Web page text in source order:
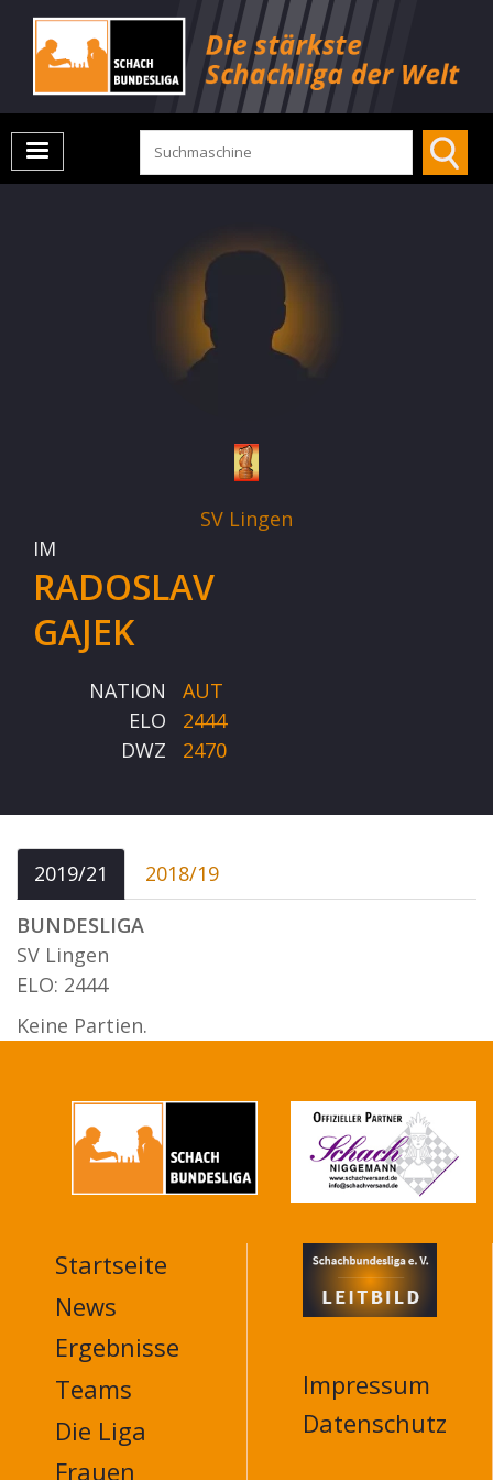
SV Lingen
IM
RADOSLAV
GAJEK
NATION
AUT
ELO
2444
DWZ
2470
2019/21
2018/19
BUNDESLIGA
SV Lingen
ELO: 2444
Keine Partien.
MAIN
NAVIGATION
FOOTER
Startseite
News
Ergebnisse
Teams
Die Liga
Frauen
Impressum
Datenschutz